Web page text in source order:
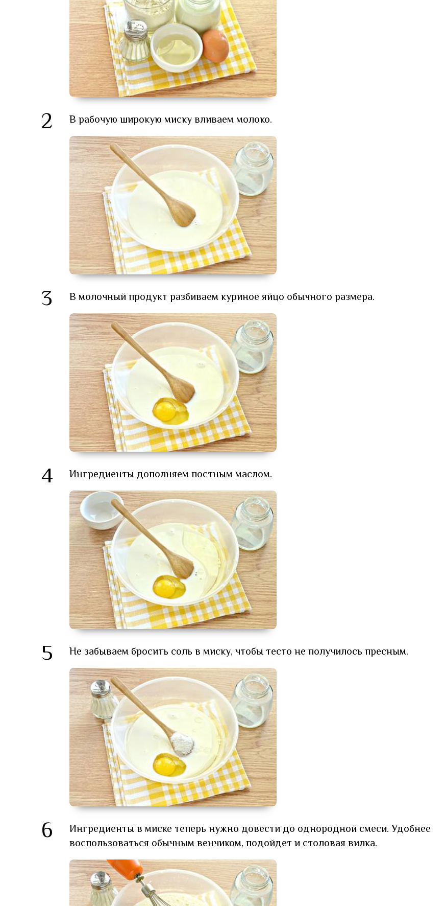
2 В рабочую широкую миску вливаем молоко.
3 В молочный продукт разбиваем куриное яйцо обычного размера.
4 Ингредиенты дополняем постным маслом.
5 Не забываем бросить соль в миску, чтобы тесто не получилось пресным.
6
Ингредиенты в миске теперь нужно довести до однородной смеси. Удобнее
воспользоваться обычным венчиком, подойдет и столовая вилка.